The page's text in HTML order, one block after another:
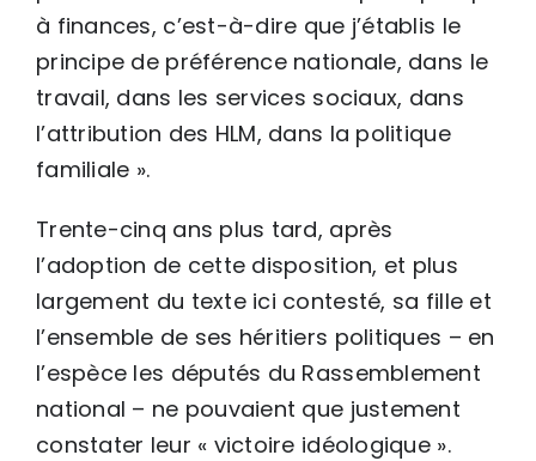
à finances, c’est-à-dire que j’établis le
principe de préférence nationale, dans le
travail, dans les services sociaux, dans
l’attribution des HLM, dans la politique
familiale ».
Trente-cinq ans plus tard, après
l’adoption de cette disposition, et plus
largement du texte ici contesté, sa fille et
l’ensemble de ses héritiers politiques – en
l’espèce les députés du Rassemblement
national – ne pouvaient que justement
constater leur « victoire idéologique ».